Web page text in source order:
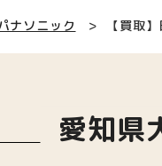
ナソニック 【買取
愛知県